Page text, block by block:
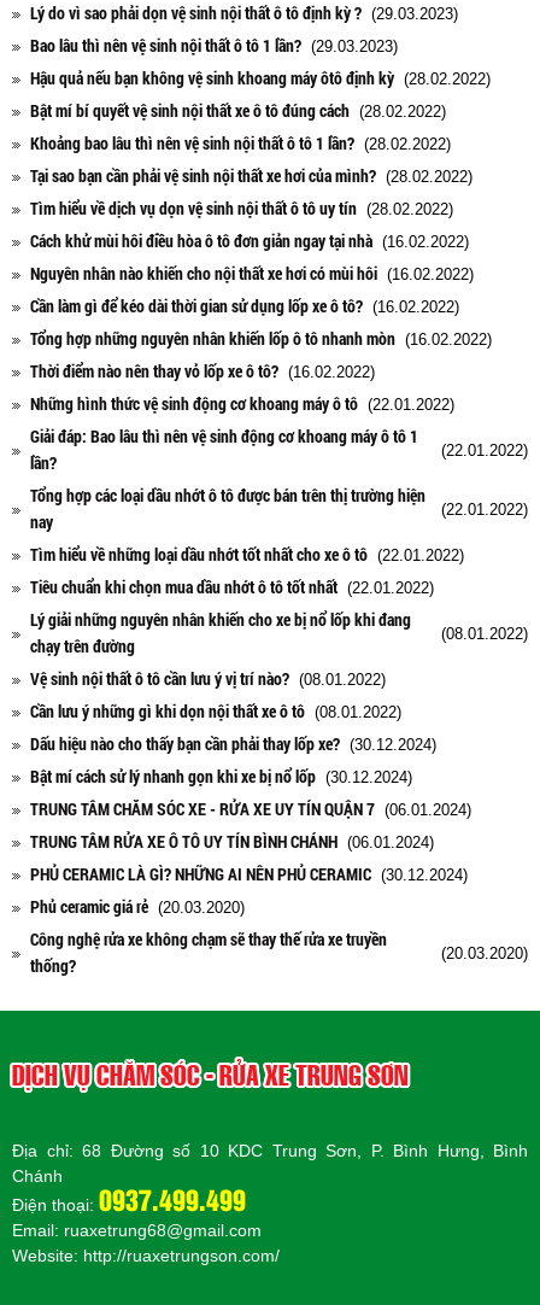
Lý do vì sao phải dọn vệ sinh nội thất ô tô định kỳ ? (29.03.2023)
Bao lâu thì nên vệ sinh nội thất ô tô 1 lần? (29.03.2023)
Hậu quả nếu bạn không vệ sinh khoang máy ôtô định kỳ (28.02.2022)
Bật mí bí quyết vệ sinh nội thất xe ô tô đúng cách (28.02.2022)
Khoảng bao lâu thì nên vệ sinh nội thất ô tô 1 lần? (28.02.2022)
Tại sao bạn cần phải vệ sinh nội thất xe hơi của mình? (28.02.2022)
Tìm hiểu về dịch vụ dọn vệ sinh nội thất ô tô uy tín (28.02.2022)
Cách khử mùi hôi điều hòa ô tô đơn giản ngay tại nhà (16.02.2022)
Nguyên nhân nào khiến cho nội thất xe hơi có mùi hôi (16.02.2022)
Cần làm gì để kéo dài thời gian sử dụng lốp xe ô tô? (16.02.2022)
Tổng hợp những nguyên nhân khiến lốp ô tô nhanh mòn (16.02.2022)
Thời điểm nào nên thay vỏ lốp xe ô tô? (16.02.2022)
Những hình thức vệ sinh động cơ khoang máy ô tô (22.01.2022)
Giải đáp: Bao lâu thì nên vệ sinh động cơ khoang máy ô tô 1
lần?
(22.01.2022)
Tổng hợp các loại dầu nhớt ô tô được bán trên thị trường hiện
nay
(22.01.2022)
Tìm hiểu về những loại dầu nhớt tốt nhất cho xe ô tô (22.01.2022)
Tiêu chuẩn khi chọn mua dầu nhớt ô tô tốt nhất (22.01.2022)
Lý giải những nguyên nhân khiến cho xe bị nổ lốp khi đang
chạy trên đường
(08.01.2022)
Vệ sinh nội thất ô tô cần lưu ý vị trí nào? (08.01.2022)
Cần lưu ý những gì khi dọn nội thất xe ô tô (08.01.2022)
Dấu hiệu nào cho thấy bạn cần phải thay lốp xe? (30.12.2024)
Bật mí cách sử lý nhanh gọn khi xe bị nổ lốp (30.12.2024)
TRUNG TÂM CHĂM SÓC XE - RỬA XE UY TÍN QUẬN 7 (06.01.2024)
TRUNG TÂM RỬA XE Ô TÔ UY TÍN BÌNH CHÁNH (06.01.2024)
PHỦ CERAMIC LÀ GÌ? NHỮNG AI NÊN PHỦ CERAMIC (30.12.2024)
Phủ ceramic giá rẻ (20.03.2020)
Công nghệ rửa xe không chạm sẽ thay thế rửa xe truyền
thống?
(20.03.2020)
DỊCH VỤ CHĂM SÓC - RỬA XE TRUNG SƠN
Địa chỉ: 68 Đường số 10 KDC Trung Sơn, P. Bình Hưng, Bình
Chánh
Điện thoại: 0937.499.499
Email: ruaxetrung68@gmail.com
Website: http://ruaxetrungson.com/